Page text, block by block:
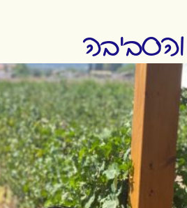
והסביבה